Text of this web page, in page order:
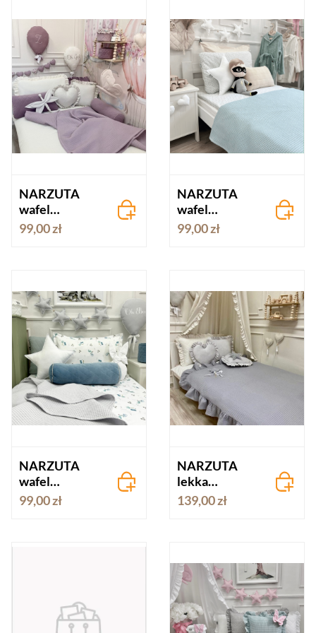
NARZUTA
wafel
LAWENDA
99,00 zł
NARZUTA
wafel
MIĘTOWA
99,00 zł
NARZUTA
wafel
PORCELANO
WO SZARY
99,00 zł
NARZUTA
lekka
WAFELKOWA
z falbanką -
139,00 zł